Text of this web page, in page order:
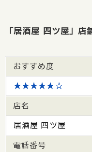
「居酒屋 四ツ屋」店
おすすめ度
★★★★★☆
店名
居酒屋 四ツ屋
電話番号